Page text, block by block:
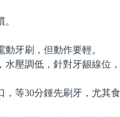
牙刷，但動作要輕。
壓調低，針對牙龈線位
等30分鍾先刷牙，尤其